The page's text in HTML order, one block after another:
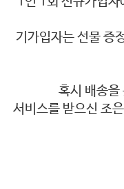
기가입자는 선물 증
혹시 배송을
서비스를 받으신 조